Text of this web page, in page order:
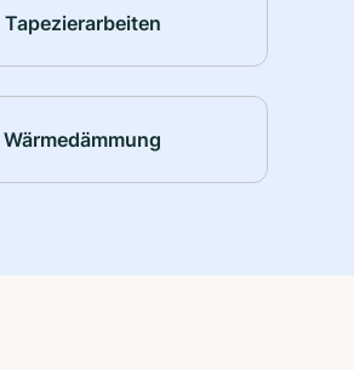
Tapezierarbeiten
Wärmedämmung